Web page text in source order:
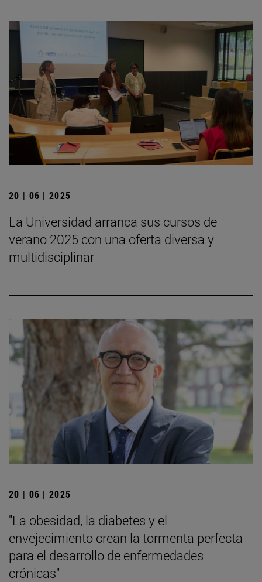
20 | 06 | 2025
La Universidad arranca sus cursos de
verano 2025 con una oferta diversa y
multidisciplinar
20 | 06 | 2025
"La obesidad, la diabetes y el
envejecimiento crean la tormenta perfecta
para el desarrollo de enfermedades
crónicas"